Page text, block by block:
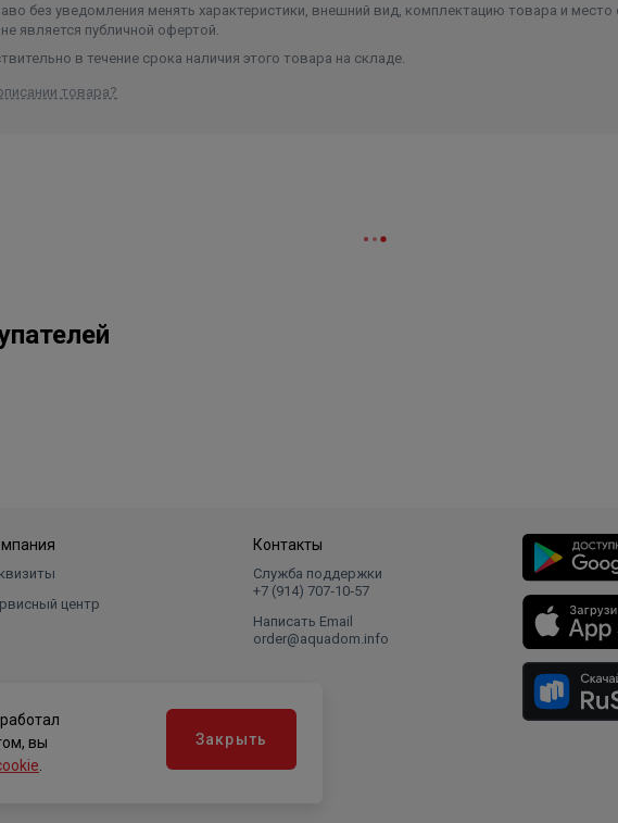
без уведомления менять характеристики, внешний вид, комплектацию товара и место
является публичной офертой.
в течение срока наличия этого товара на складе.
товара?
центр
Контакты
Служба поддержки
+7 (914) 707‑10‑57
Написать Email
order@aquadom.info
вы
Закрыть